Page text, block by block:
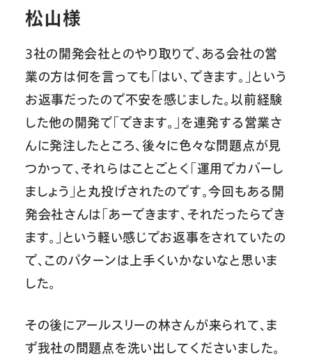
松山様
3社の開発会社とのやり取りで、ある会社の営
業の方は何を言っても「はい、できます。」という
お返事だったので不安を感じました。以前経験
した他の開発で「できます。」を連発する営業さ
んに発注したところ、後々に色々な問題点が見
つかって、それらはことごとく「運用でカバーし
ましょう」と丸投げされたのです。今回もある開
発会社さんは「あーできます、それだったらでき
ます。」という軽い感じでお返事をされていたの
で、このパターンは上手くいかないなと思いま
した。
その後にアールスリーの林さんが来られて、ま
ず我社の問題点を洗い出してくださいました。